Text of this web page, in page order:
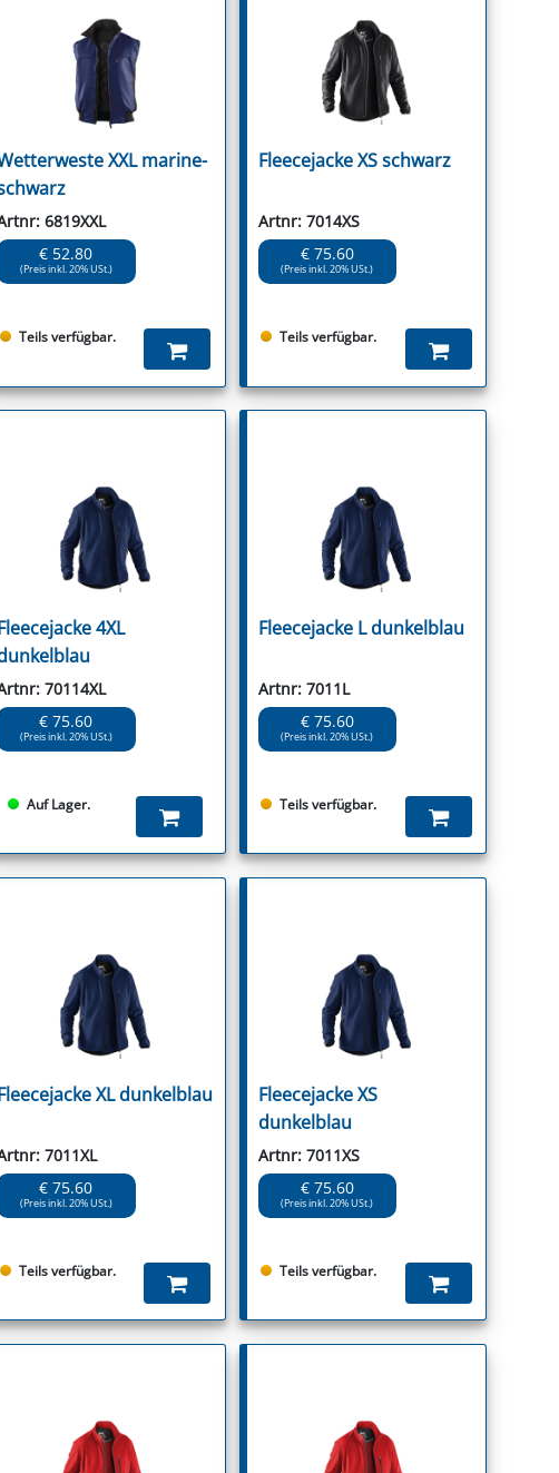
XXL marine-
6819XXL
€ 52.80
(Preis inkl. 20% USt.)
Teils verfügbar.
Fleecejacke XS schwarz
Artnr: 7014XS
€ 75.60
(Preis inkl. 20% USt.)
Teils verfügbar.
4XL
70114XL
€ 75.60
(Preis inkl. 20% USt.)
Auf Lager.
Fleecejacke L dunkelblau
Artnr: 7011L
€ 75.60
(Preis inkl. 20% USt.)
Teils verfügbar.
XL dunkelblau
7011XL
€ 75.60
(Preis inkl. 20% USt.)
Teils verfügbar.
Fleecejacke XS
dunkelblau
Artnr: 7011XS
€ 75.60
(Preis inkl. 20% USt.)
Teils verfügbar.